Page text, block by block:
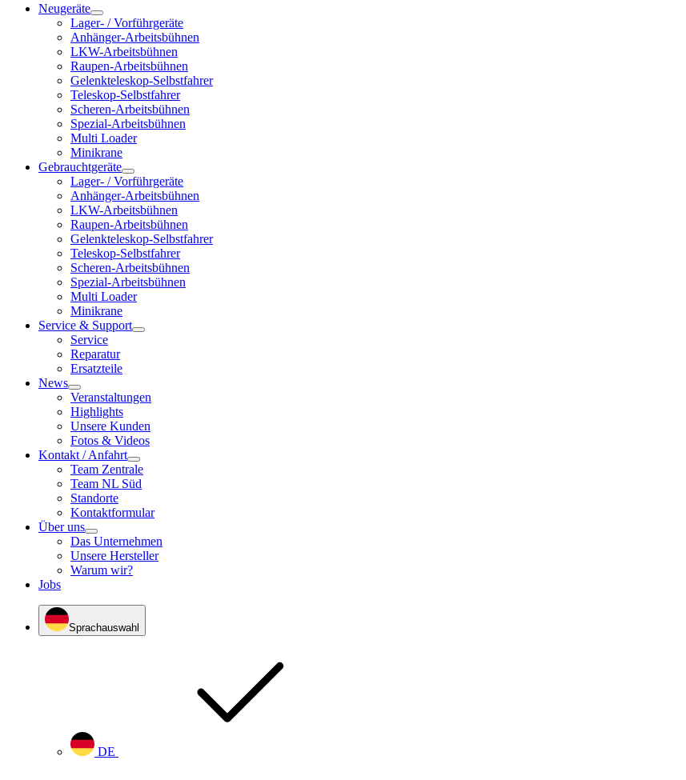
Neugeräte
Lager- / Vorführgeräte
Anhänger-Arbeitsbühnen
LKW-Arbeitsbühnen
Raupen-Arbeitsbühnen
Gelenkteleskop-Selbstfahrer
Teleskop-Selbstfahrer
Scheren-Arbeitsbühnen
Spezial-Arbeitsbühnen
Multi Loader
Minikrane
Gebrauchtgeräte
Lager- / Vorführgeräte
Anhänger-Arbeitsbühnen
LKW-Arbeitsbühnen
Raupen-Arbeitsbühnen
Gelenkteleskop-Selbstfahrer
Teleskop-Selbstfahrer
Scheren-Arbeitsbühnen
Spezial-Arbeitsbühnen
Multi Loader
Minikrane
Service & Support
Service
Reparatur
Ersatzteile
News
Veranstaltungen
Highlights
Unsere Kunden
Fotos & Videos
Kontakt / Anfahrt
Team Zentrale
Team NL Süd
Standorte
Kontaktformular
Über uns
Das Unternehmen
Unsere Hersteller
Warum wir?
Jobs
Sprachauswahl
DE